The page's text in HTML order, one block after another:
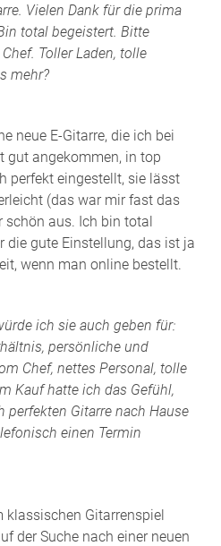
Vielen Dank für die prima
total begeistert. Bitte
Toller Laden, tolle
mehr?
neue E-Gitarre, die ich bei
gut angekommen, in top
perfekt eingestellt, sie lässt
(das war mir fast das
schön aus. Ich bin total
die gute Einstellung, das ist ja
wenn man online bestellt.
ich sie auch geben für:
persönliche und
Chef, nettes Personal, tolle
Kauf hatte ich das Gefühl,
Gitarre nach Hause
einen Termin
klassischen Gitarrenspiel
der Suche nach einer neuen